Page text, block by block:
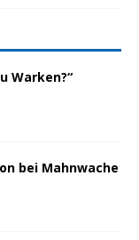
Warken?“
bei Mahnwache